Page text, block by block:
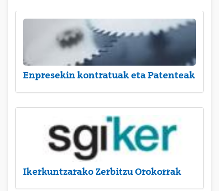
Enpresekin kontratuak eta Patenteak
Ikerkuntzarako Zerbitzu Orokorrak